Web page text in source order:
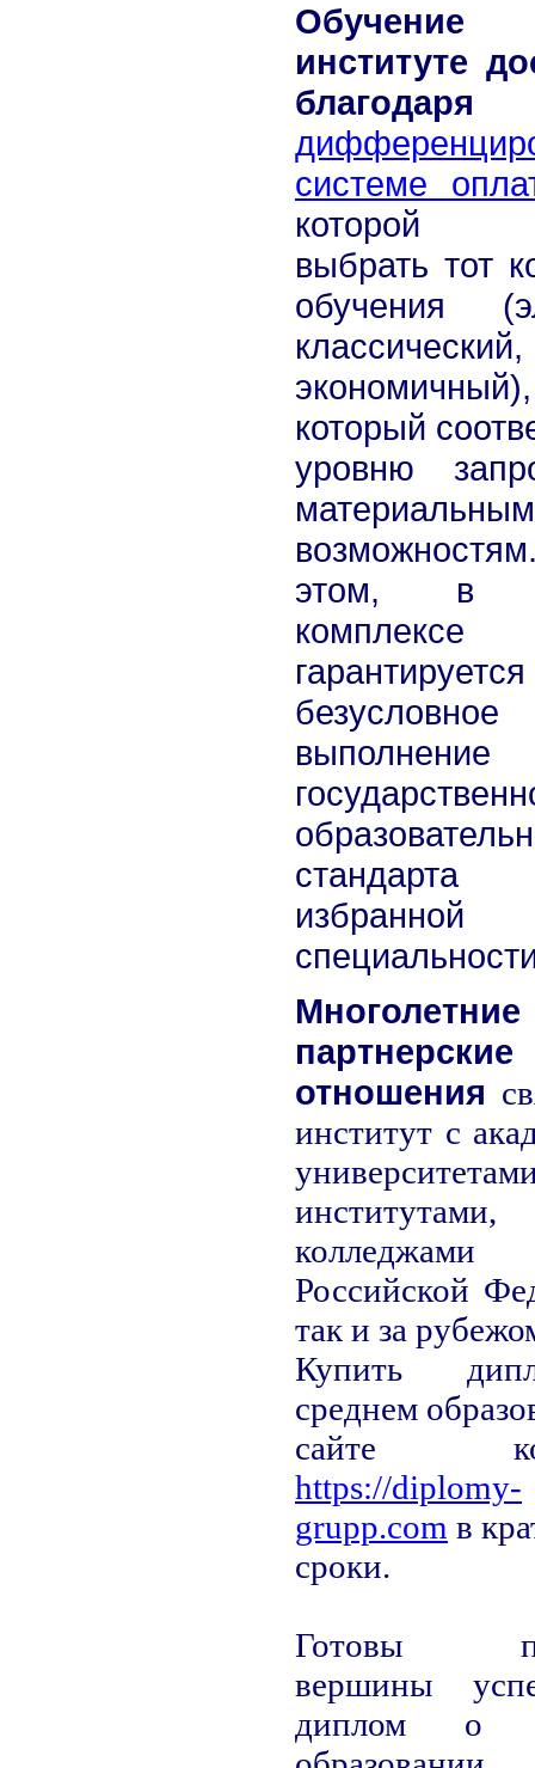
институте
благодаря
системе
которой
выбрать тот
обучения
классический,
экономичный),
который
уровню
материальным
этом, в
комплексе
гарантируется
безусловное
выполнение
избранной
Многолетние
партнерские
отношения
институт с
институтами,
Российской
так и за
Купить
среднем
сайте
https://diplomy-
grupp.com в
сроки.
Готовы
вершины
диплом о